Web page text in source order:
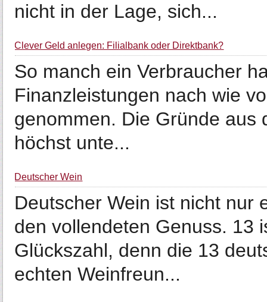
nicht in der Lage, sich...
Clever Geld anlegen: Filialbank oder Direktbank?
So manch ein Verbraucher
Finanzleistungen nach wie
genommen. Die Gründe aus
höchst unte...
Deutscher Wein
Deutscher Wein ist nicht nur
den vollendeten Genuss. 13
Glückszahl, denn die 13
echten Weinfreun...